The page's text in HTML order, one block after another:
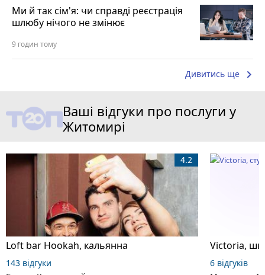
Ми й так сім'я: чи справді реєстрація
шлюбу нічого не змінює
9 годин тому
Дивитись ще keyboard_arrow_right
Ваші відгуки про послуги у
Житомирі
Loft bar Hookah, кальянна
4.2
143 відгуки
6 відгуків